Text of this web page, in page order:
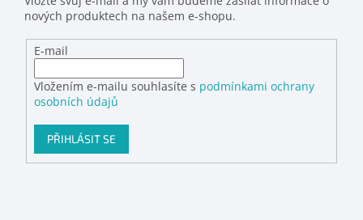
nových produktech na našem e-shopu.
E-mail
Vložením e-mailu souhlasíte s podmínkami ochrany
osobních údajů
PŘIHLÁSIT SE